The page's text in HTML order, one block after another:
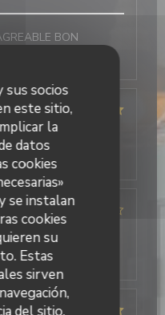
socios
este sitio,
la
datos
cookies
se instalan
cookies
su
Estas
sirven
BON
:5/5 Calidad / Precio
:4/5 Calidad / Precio